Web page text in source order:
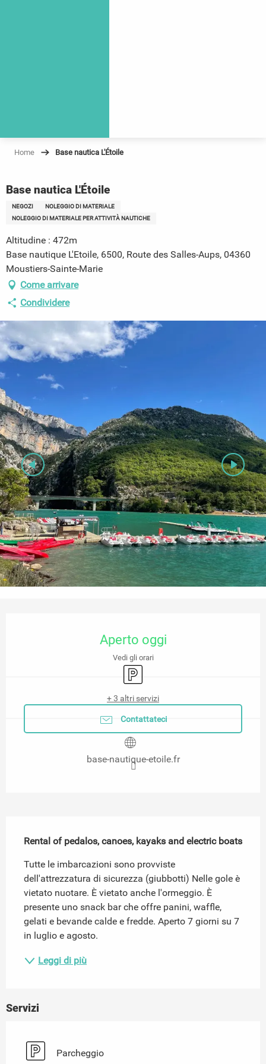
Home Base nautica L'Étoile
Base nautica L'Étoile
NEGOZI
NOLEGGIO DI MATERIALE
NOLEGGIO DI MATERIALE PER ATTIVITÀ NAUTICHE
Altitudine : 472m
Base nautique L'Etoile, 6500, Route des Salles-Aups, 04360
Moustiers-Sainte-Marie
Come arrivare
Condividere
Aperto oggi
Vedi gli orari
Parcheggio
+ 3 altri servizi
Contattateci
base-nautique-etoile.fr
Rental of pedalos, canoes, kayaks and electric boats
Tutte le imbarcazioni sono provviste
dell'attrezzatura di sicurezza (giubbotti) Nelle gole è
vietato nuotare. È vietato anche l'ormeggio. È
presente uno snack bar che offre panini, waffle,
gelati e bevande calde e fredde. Aperto 7 giorni su 7
in luglio e agosto.
Leggi di più
Servizi
Parcheggio